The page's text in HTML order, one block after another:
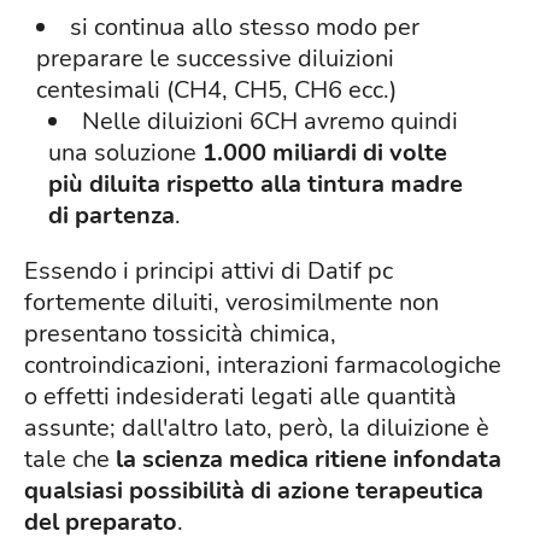
si continua allo stesso modo per
preparare le successive diluizioni
centesimali (CH4, CH5, CH6 ecc.)
Nelle diluizioni 6CH avremo quindi
una soluzione 1.000 miliardi di volte
più diluita rispetto alla tintura madre
di partenza.
Essendo i principi attivi di Datif pc
fortemente diluiti, verosimilmente non
presentano tossicità chimica,
controindicazioni, interazioni farmacologiche
o effetti indesiderati legati alle quantità
assunte; dall'altro lato, però, la diluizione è
tale che la scienza medica ritiene infondata
qualsiasi possibilità di azione terapeutica
del preparato.